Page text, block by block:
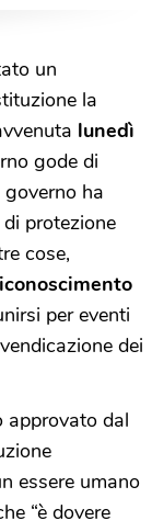
un
la
lunedì
gode di
ha
protezione
cose,
per eventi
dei
approvato dal
essere umano
“è dovere